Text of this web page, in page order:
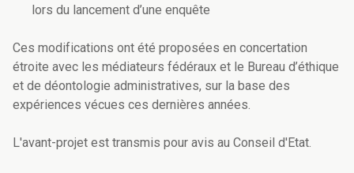
lors du lancement d’une enquête
Ces modifications ont été proposées en concertation
étroite avec les médiateurs fédéraux et le Bureau d’éthique
et de déontologie administratives, sur la base des
expériences vécues ces dernières années.
L'avant-projet est transmis pour avis au Conseil d'Etat.